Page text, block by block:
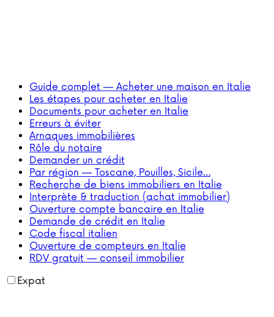
Guide complet — Acheter une maison en Italie
Les étapes pour acheter en Italie
Documents pour acheter en Italie
Erreurs à éviter
Arnaques immobilières
Rôle du notaire
Demander un crédit
Par région — Toscane, Pouilles, Sicile…
Recherche de biens immobiliers en Italie
Interprète & traduction (achat immobilier)
Ouverture compte bancaire en Italie
Demande de crédit en Italie
Code fiscal italien
Ouverture de compteurs en Italie
RDV gratuit — conseil immobilier
Expat